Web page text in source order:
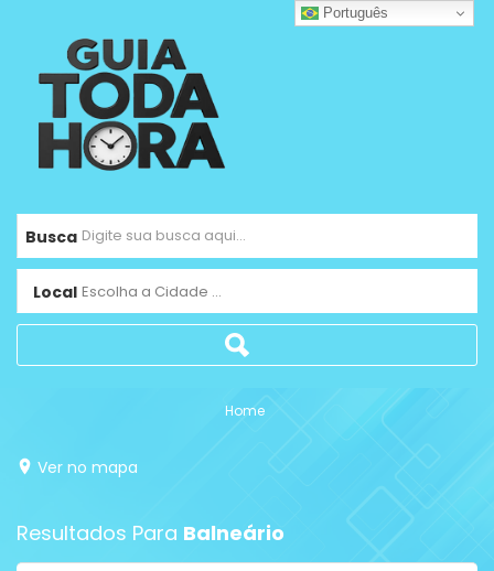
Busca
Local Escolha a Cidade ...
Home
Ver no mapa
Resultados Para Balneário
Português